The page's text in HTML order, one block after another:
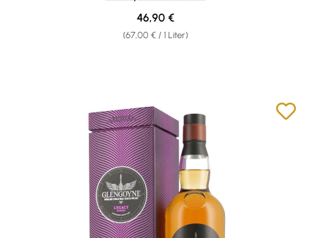
(67,00 € / 1 Liter)
Regulärer Preis:
46,90 €